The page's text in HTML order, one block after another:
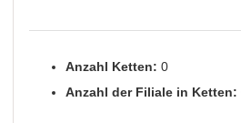
Anzahl Ketten: 0
Anzahl der Filiale in Ketten: